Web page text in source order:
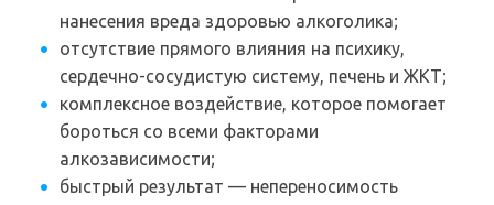
нанесения вреда здоровью алкоголика;
отсутствие прямого влияния на психику,
сердечно-сосудистую систему, печень и ЖКТ;
комплексное воздействие, которое помогает
бороться со всеми факторами
алкозависимости;
быстрый результат — непереносимость